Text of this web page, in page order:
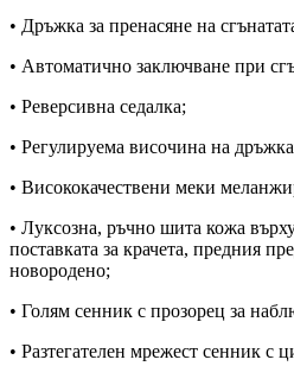
• Дръжка за пренасяне на
• Автоматично заключване при
• Реверсивна седалка;
• Регулируема височина на
• Висококачествени меки
• Луксозна, ръчно шита кожа
поставката за крачета, предния
новородено;
• Голям сенник с прозорец за
• Разтегателен мрежест сенник с